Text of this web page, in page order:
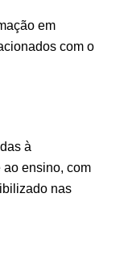
em
com o
à
ao ensino, com
nas